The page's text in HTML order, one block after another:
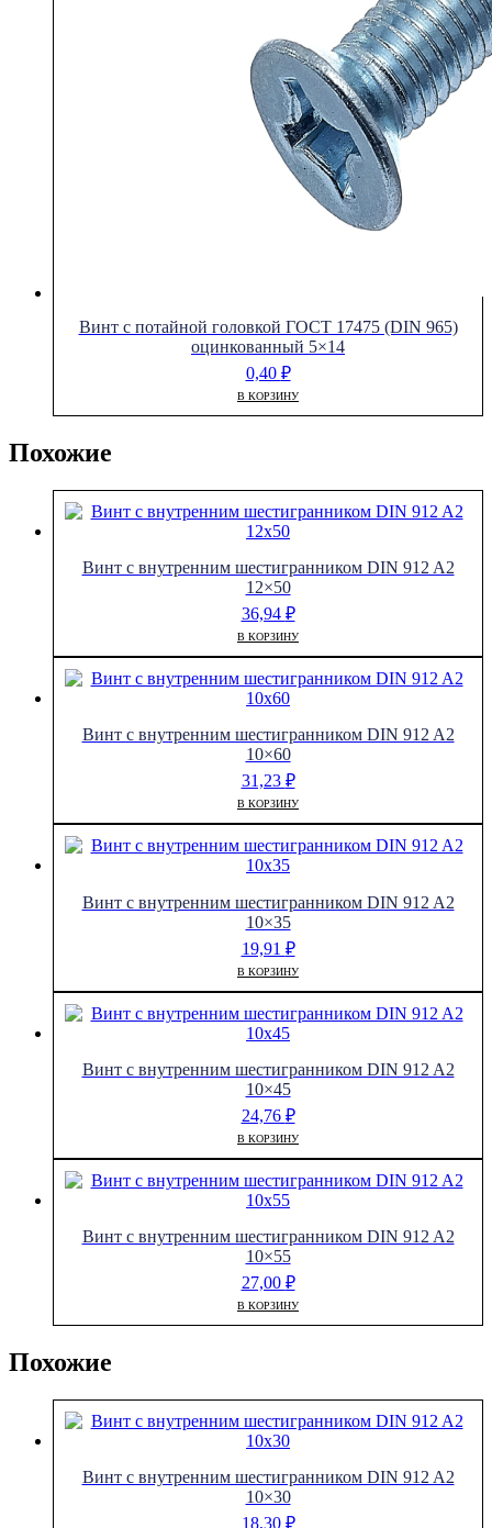
Винт с потайной головкой ГОСТ 17475 (DIN 965)
оцинкованный 5×14
0,40 ₽
В КОРЗИНУ
Похожие
Винт с внутренним шестигранником DIN 912 A2
12×50
36,94 ₽
В КОРЗИНУ
Винт с внутренним шестигранником DIN 912 A2
10×60
31,23 ₽
В КОРЗИНУ
Винт с внутренним шестигранником DIN 912 A2
10×35
19,91 ₽
В КОРЗИНУ
Винт с внутренним шестигранником DIN 912 A2
10×45
24,76 ₽
В КОРЗИНУ
Винт с внутренним шестигранником DIN 912 A2
10×55
27,00 ₽
В КОРЗИНУ
Похожие
Винт с внутренним шестигранником DIN 912 A2
10×30
18,30 ₽